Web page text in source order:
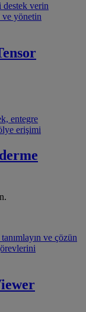
destek verin
ve yönetin
entegre
erişimi
ve çözün